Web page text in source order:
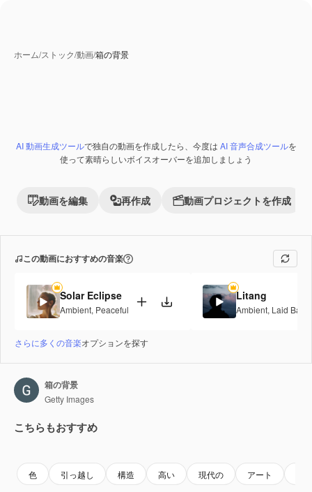
ホーム/ストック/動画/箱の背景
Premium
AI 動画生成ツールで独自の動画を作成したら、今度は AI 音声合成ツールを
使って素晴らしいボイスオーバーを追加しましょう
動画を編集 再作成 動画プロジェクトを作成
この動画におすすめの音楽
Solar Eclipse
Ambient, Peaceful
Litang
Ambient, Laid Back
さらに多くの音楽オプションを探す
箱の背景
Getty Images
こちらもおすすめ
色 引っ越し 構造 高い 現代の アート